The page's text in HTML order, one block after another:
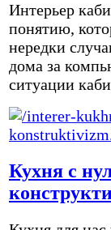
Интерьер
понятию,
нередки
дома за
ситуации
Кухня с